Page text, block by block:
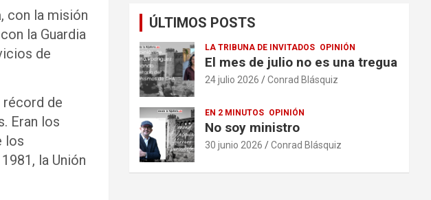
, con la misión
la Guardia
de
récord de
Eran los
los
la Unión
ÚLTIMOS POSTS
LA TRIBUNA DE INVITADOS OPINIÓN
El mes de julio no es una tregua
24 julio 2026 Conrad Blásquiz
EN 2 MINUTOS OPINIÓN
No soy ministro
30 junio 2026 Conrad Blásquiz